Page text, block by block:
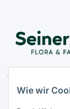
D - 10711 Berlin
Wie wir